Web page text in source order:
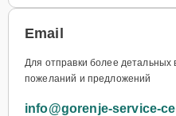
Email
Для отправки более детальных
пожеланий и предложений
info@gorenje-service-